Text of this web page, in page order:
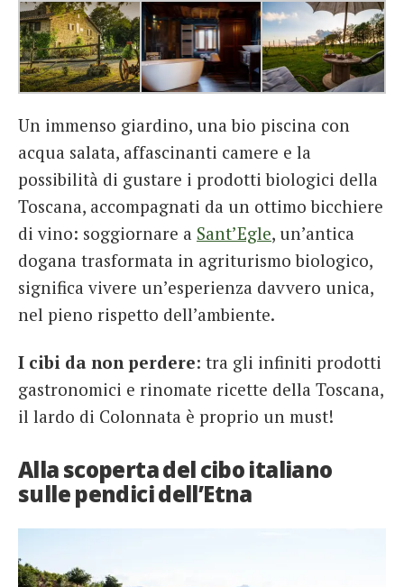
Un immenso giardino, una bio piscina con
acqua salata, affascinanti camere e la
possibilità di gustare i prodotti biologici della
Toscana, accompagnati da un ottimo bicchiere
di vino: soggiornare a Sant’Egle, un’antica
dogana trasformata in agriturismo biologico,
significa vivere un’esperienza davvero unica,
nel pieno rispetto dell’ambiente.
I cibi da non perdere: tra gli infiniti prodotti
gastronomici e rinomate ricette della Toscana,
il lardo di Colonnata è proprio un must!
Alla scoperta del cibo italiano
sulle pendici dell’Etna